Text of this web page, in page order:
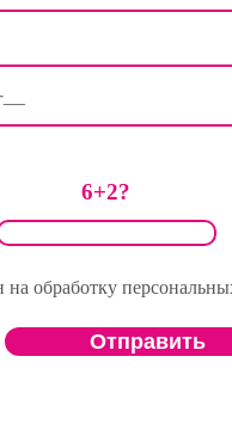
6+2?
на обработку